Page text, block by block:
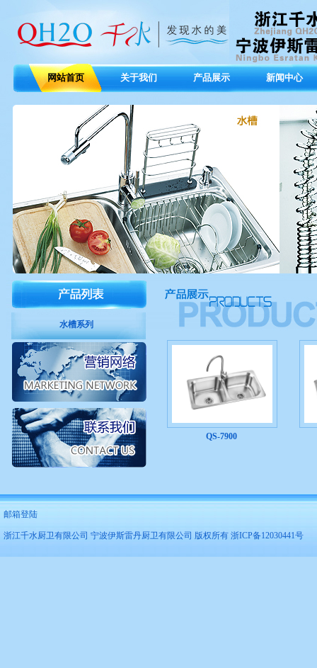
网站首页 关于我们 产品展示 新闻中心
水槽系列
QS-7900
邮箱登陆
浙江千水厨卫有限公司 宁波伊斯雷丹厨卫有限公司 版权所有 浙ICP备12030441号